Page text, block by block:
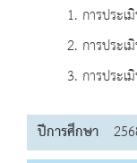
1. การประ
2. การประเ
3. การประ
ปีการศึกษา